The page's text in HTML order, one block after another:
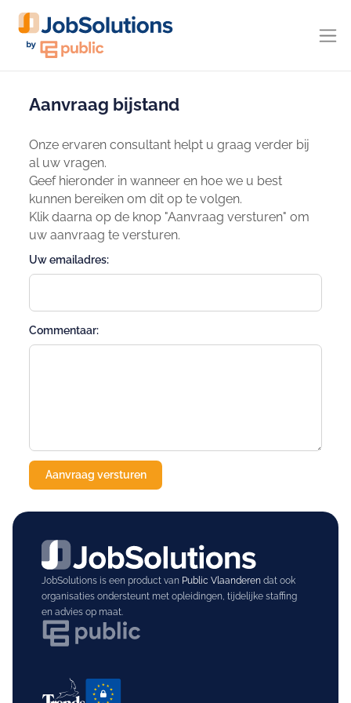
Aanvraag bijstand
Onze ervaren consultant helpt u graag verder bij
al uw vragen.
Geef hieronder in wanneer en hoe we u best
kunnen bereiken om dit op te volgen.
Klik daarna op de knop "Aanvraag versturen" om
uw aanvraag te versturen.
Uw emailadres:
Commentaar:
JobSolutions is een product van Public Vlaanderendat ook
organisaties ondersteunt met opleidingen, tijdelijke staffing
en advies op maat.